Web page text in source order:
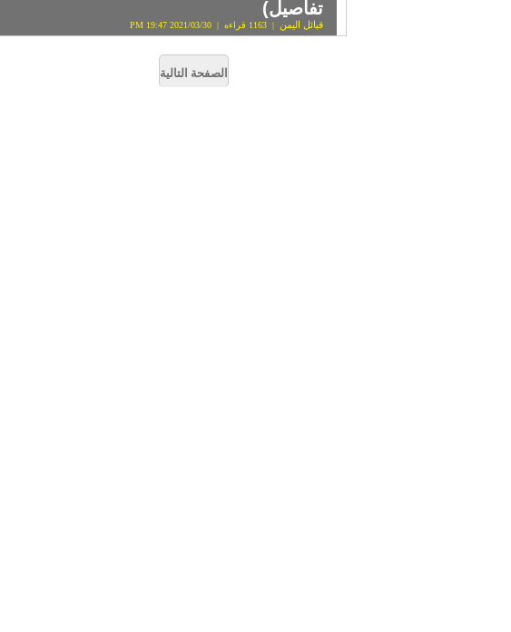
تفاصيل)
قبائل اليمن | 1163 قراءه | 2021/03/30 19:47 PM
الصفحة التالية